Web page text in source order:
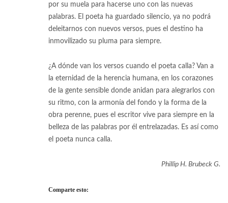
por su muela para hacerse uno con las nuevas
palabras. El poeta ha guardado silencio, ya no podrá
deleitarnos con nuevos versos, pues el destino ha
inmovilizado su pluma para siempre.
¿A dónde van los versos cuando el poeta calla? Van a
la eternidad de la herencia humana, en los corazones
de la gente sensible donde anidan para alegrarlos con
su ritmo, con la armonía del fondo y la forma de la
obra perenne, pues el escritor vive para siempre en la
belleza de las palabras por él entrelazadas. Es así como
el poeta nunca calla.
Phillip H. Brubeck G.
Comparte esto: